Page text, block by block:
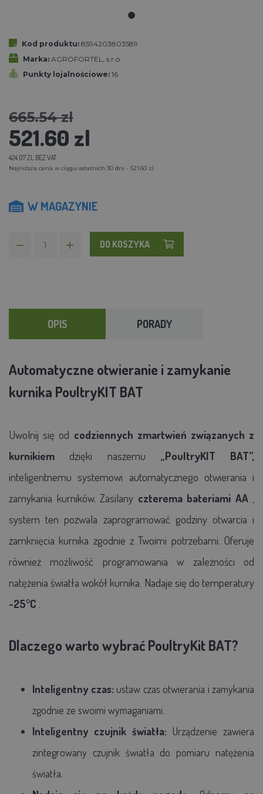
Kod produktu: 8594203803589
Marka: AGROFORTEL, s.r.o.
Punkty lojalnościowe: 16
665.54 zl
521.60 zl
424.07 ZL BEZ VAT
Najniższa cena w ciągu ostatnich 30 dni - 521.60 zl
W MAGAZYNIE
DO KOSZYKA
OPIS PORADY
Automatyczne otwieranie i zamykanie
kurnika PoultryKIT BAT
Uwolnij się od codziennych zmartwień związanych z
kurnikiem dzięki naszemu „PoultryKIT BAT”,
inteligentnemu systemowi automatycznego otwierania i
zamykania kurników. Zasilany czterema bateriami AA,
system ten pozwala zaprogramować godziny otwarcia i
zamknięcia kurnika zgodnie z Twoimi potrzebami. Oferuje
również możliwość programowania w zależności od
natężenia światła wokół kurnika. Nadaje się do temperatury
-25°C .
Dlaczego warto wybrać PoultryKit BAT?
Inteligentny czas: ustaw czas otwierania i zamykania
zgodnie ze swoimi wymaganiami.
Inteligentny czujnik światła: Urządzenie zawiera
zintegrowany czujnik światła do pomiaru natężenia
światła.